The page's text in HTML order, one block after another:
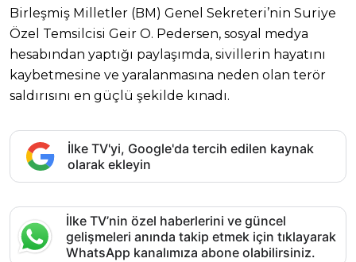
Birleşmiş Milletler (BM) Genel Sekreteri’nin Suriye
Özel Temsilcisi Geir O. Pedersen, sosyal medya
hesabından yaptığı paylaşımda, sivillerin hayatını
kaybetmesine ve yaralanmasına neden olan terör
saldırısını en güçlü şekilde kınadı.
İlke TV'yi, Google'da tercih edilen kaynak
olarak ekleyin
İlke TV’nin özel haberlerini ve güncel
gelişmeleri anında takip etmek için tıklayarak
WhatsApp kanalımıza abone olabilirsiniz.